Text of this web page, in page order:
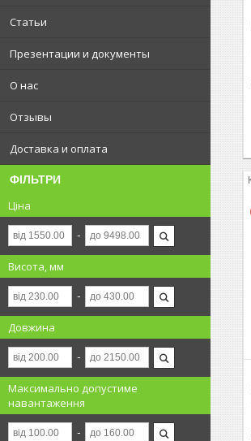
Статьи
Презентации и документы
О нас
Отзывы
Доставка и оплата
ФІЛЬТРИ
Ціна
Висота, мм
Довжина
Максимально допустиме
навантаження